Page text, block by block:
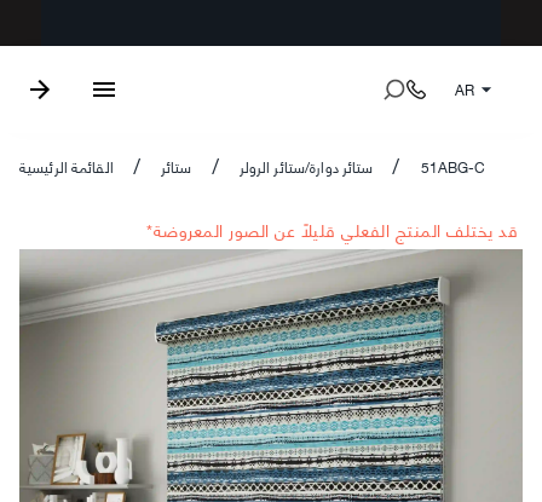
AR
القائمة الرئيسية / ستائر / ستائر دوارة/ستائر الرولر / 51ABG-C
*قد يختلف المنتج الفعلي قليلاً عن الصور المعروضة